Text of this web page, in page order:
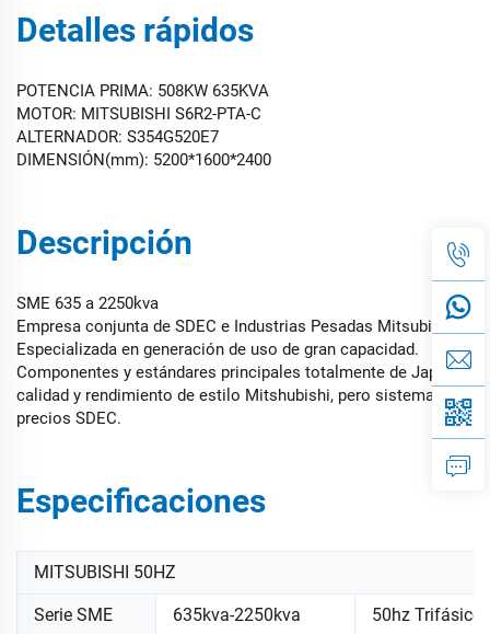
Detalles rápidos
POTENCIA PRIMA: 508KW 635KVA
MOTOR: MITSUBISHI S6R2-PTA-C
ALTERNADOR: S354G520E7
DIMENSIÓN(mm): 5200*1600*2400
Descripción
SME 635 a 2250kva
Empresa conjunta de SDEC e Industrias Pesadas Mitsubishi.
Especializada en generación de uso de gran capacidad.
Componentes y estándares principales totalmente de Japón,
calidad y rendimiento de estilo Mitshubishi, pero sistema de
precios SDEC.
Especificaciones
MITSUBISHI 50HZ
Serie SME 635kva-2250kva 50hz Trifásico